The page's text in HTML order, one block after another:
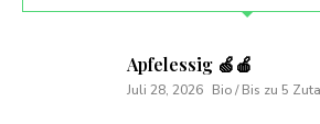
Apfelessig 🍏🍎
Juli 28, 2026 Bio / Bis zu 5